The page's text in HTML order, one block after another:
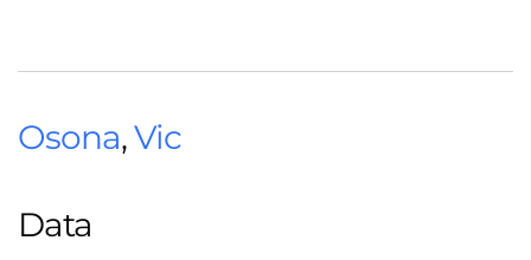
Osona,Vic
Data